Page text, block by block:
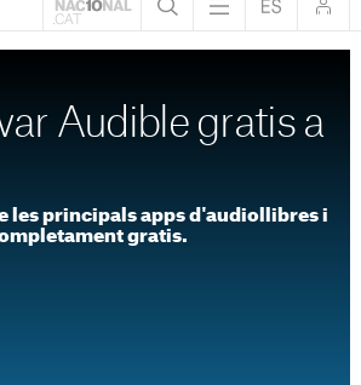
Audible gratis a
les principals apps d'audiollibres i
gratis.